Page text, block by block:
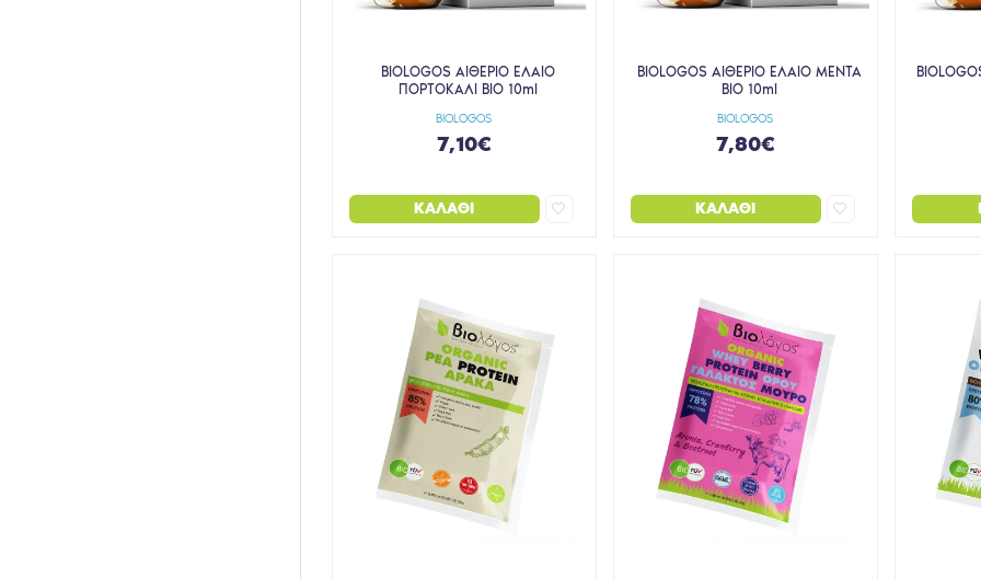
BIOLOGOS
BIOLOGOS ΑΙΘΕΡΙΟ ΕΛΑΙΟ
ΠΟΡΤΟΚΑΛΙ BIO 10ml
7,10€
ΚΑΛΆΘΙ
BIOLOGOS
BIOLOGOS ΑΙΘΕΡΙΟ ΕΛΑΙΟ ΜΕΝΤΑ
BIO 10ml
7,80€
ΚΑΛΆΘΙ